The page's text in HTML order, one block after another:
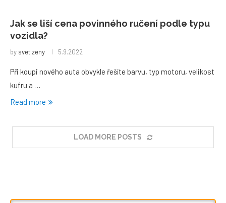
Jak se liší cena povinného ručení podle typu
vozidla?
by svet zeny 5.9.2022
Při koupi nového auta obvykle řešíte barvu, typ motoru, velikost
kufru a …
Read more
LOAD MORE POSTS